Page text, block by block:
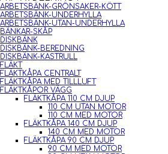
ARBETSBÄNK-GRÖNSAKER-KÖTT
ARBETSBÄNK-UNDERHYLLA
ARBETSBÄNK-UTAN-UNDERHYLLA
BÄNKAR-SKÅP
DISKBÄNK
DISKBÄNK-BEREDNING
DISKBÄNK-KASTRULL
FLÄKT
FLÄKTKÅPA CENTRALT
FLÄKTKÅPA MED TILLLUFT
FLÄKTKÅPOR VÄGG
FLÄKTKÅPA 110 CM DJUP
110 CM UTAN MOTOR
110 CM MED MOTOR
FLÄKTKÅPA 140 CM DJUP
140 CM MED MOTOR
FLÄKTKÅPA 90 CM DJUP
90 CM MED MOTOR